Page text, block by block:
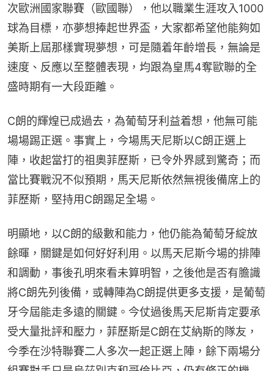
次歐洲國家聯賽（歐國聯），他以職業生涯攻入1000
球為目標，亦夢想捧起世界盃，大家都希望他能夠如
美斯上屆那樣實現夢想，可是隨着年齡增長，無論是
速度、反應以至整體表現，均跟為皇馬4奪歐聯的全
盛時期有一大段距離。
C朗的輝煌已成過去，為葡萄牙利益着想，他無可能
場場踢正選。事實上，今場馬天尼斯以C朗正選上
陣，收起當打的祖奧菲歷斯，已令外界感到驚奇；而
當比賽戰況不似預期，馬天尼斯依然無視後備席上的
菲歷斯，堅持用C朗踢足全場。
明顯地，以C朗的級數和能力，他仍能為葡萄牙綻放
餘暉，關鍵是如何好好利用。以馬天尼斯今場的排陣
和調動，事後孔明來看未算明智，之後他是否有膽識
將C朗先列後備，或轉陣為C朗提供更多支援，是葡萄
牙今屆能走多遠的關鍵。今仗過後馬天尼斯肯定要承
受大量批評和壓力，菲歷斯是C朗在艾納斯的隊友，
今季在沙特聯賽二人多次一起正選上陣，餘下兩場分